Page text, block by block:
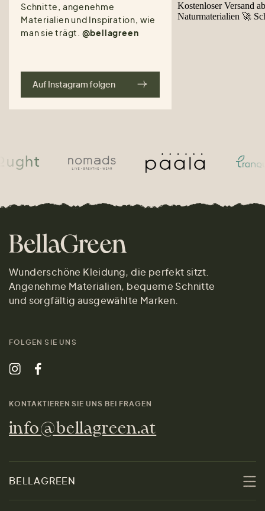
Schnitte, angenehme
Materialien und Inspiration, wie
man sie trägt. @bellagreen
Auf Instagram folgen
Wunderschöne Kleidung, die perfekt sitzt.
Angenehme Materialien, bequeme Schnitte
und sorgfältig ausgewählte Marken.
FOLGEN SIE UNS
KONTAKTIEREN SIE UNS BEI FRAGEN
info@bellagreen.at
BELLAGREEN